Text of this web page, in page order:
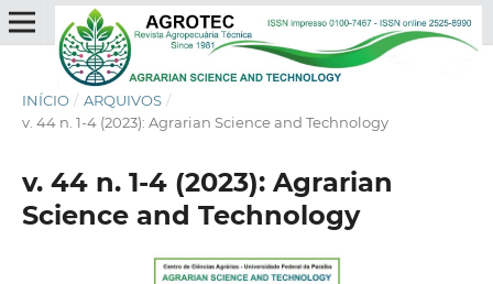
INÍCIO / ARQUIVOS /
v. 44 n. 1-4 (2023): Agrarian Science and Technology
v. 44 n. 1-4 (2023): Agrarian
Science and Technology